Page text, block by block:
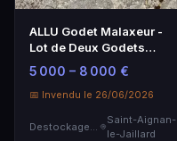
ALLU Godet Malaxeur -
Lot de Deux Godets
Professionnels
5 000 – 8 000 €
📅 Invendu le 26/06/2026
Destockage & Invendus
Saint-Aignan-
le-Jaillard